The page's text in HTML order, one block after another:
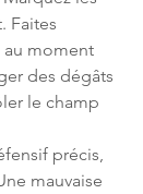
Faites
au moment
des dégâts
le champ
précis,
mauvaise